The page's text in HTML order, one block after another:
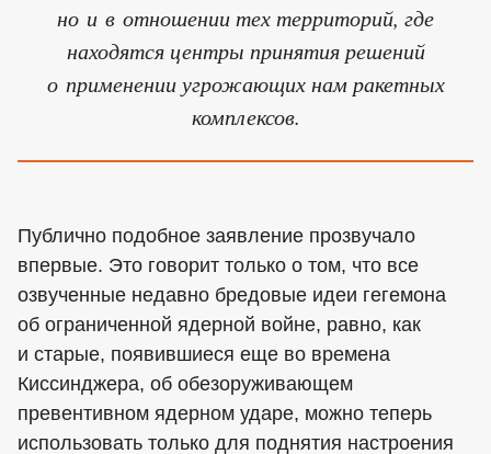
но и в отношении тех территорий, где
находятся центры принятия решений
о применении угрожающих нам ракетных
комплексов.
Публично подобное заявление прозвучало
впервые. Это говорит только о том, что все
озвученные недавно бредовые идеи гегемона
об ограниченной ядерной войне, равно, как
и старые, появившиеся еще во времена
Киссинджера, об обезоруживающем
превентивном ядерном ударе, можно теперь
использовать только для поднятия настроения